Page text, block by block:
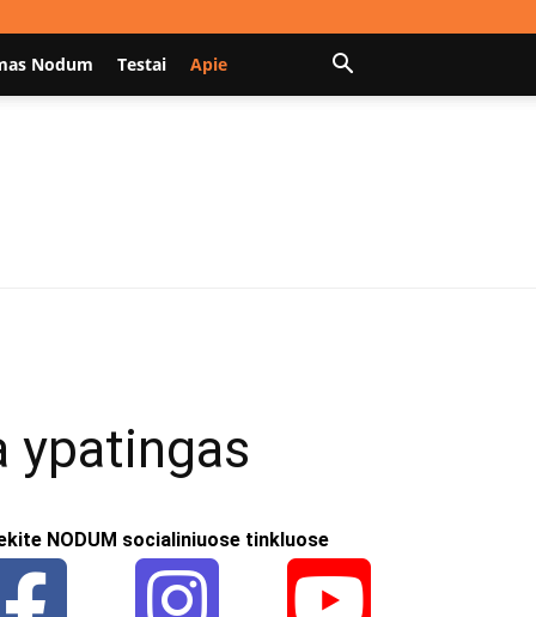
Nodum Testai Apie
ypatingas
NODUM socialiniuose tinkluose